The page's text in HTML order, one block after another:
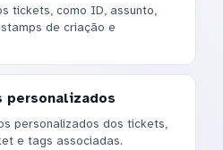
tickets, como ID, assunto,
de criação e
personalizados
personalizados dos tickets,
e tags associadas.